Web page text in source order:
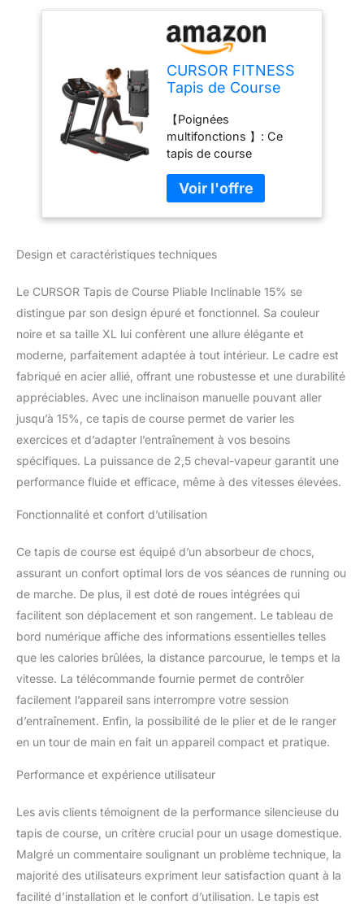
CURSOR FITNESS
Tapis de Course
de Marche
Electrique Pliable
avec poignée
Moniteur de
Fréquence
Cardiaque,APP et
Moteur silencieux
home Foldable
【Poignées
multifonctions 】: Ce
tapis de course
de poignées
multifonctions intégrant
un bouton de
réglage de la vitesse et
cardiaque. Le capteur
intégré permet de
cardiaque en temps réel,
garantissant un
entraînement sûr et
efficace. 【Protection des
marche pliable est équipé
d'une bande de course à
7 couches avec 8
amortisseurs intégrés et
d’amortissement en nid
efficacement les chocs
réduisant au maximum la
pression sur les genoux
et les articulations. Le
design à multiples
une foulée plus stable et
confortable à chaque
pas, pour un
entraînement en toute
【Moteur silencieux
amélioré】 : Dites adieu
electrique pliable est
équipé d'un nouveau
moteur sans balais
amélioré avec une
Design et caractéristiques techniques
Le CURSOR Tapis de Course Pliable Inclinable 15% se
distingue par son design épuré et fonctionnel. Sa couleur
noire et sa taille XL lui confèrent une allure élégante et
moderne, parfaitement adaptée à tout intérieur. Le cadre est
fabriqué en acier allié, offrant une robustesse et une durabilité
appréciables. Avec une inclinaison manuelle pouvant aller
jusqu’à 15%, ce tapis de course permet de varier les
exercices et d’adapter l’entraînement à vos besoins
spécifiques. La puissance de 2,5 cheval-vapeur garantit une
performance fluide et efficace, même à des vitesses élevées.
Fonctionnalité et confort d’utilisation
Ce tapis de course est équipé d’un absorbeur de chocs,
assurant un confort optimal lors de vos séances de running ou
de marche. De plus, il est doté de roues intégrées qui
facilitent son déplacement et son rangement. Le tableau de
bord numérique affiche des informations essentielles telles
que les calories brûlées, la distance parcourue, le temps et la
vitesse. La télécommande fournie permet de contrôler
facilement l’appareil sans interrompre votre session
d’entraînement. Enfin, la possibilité de le plier et de le ranger
en un tour de main en fait un appareil compact et pratique.
Performance et expérience utilisateur
Les avis clients témoignent de la performance silencieuse du
tapis de course, un critère crucial pour un usage domestique.
Malgré un commentaire soulignant un problème technique, la
majorité des utilisateurs expriment leur satisfaction quant à la
facilité d’installation et le confort d’utilisation. Le tapis est